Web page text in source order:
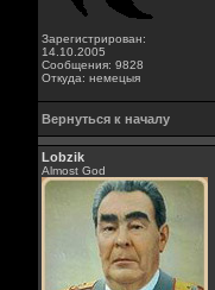
Зарегистрирован:
14.10.2005
Сообщения: 9828
Откуда: немецыя
Вернуться к началу
Lobzik
Almost God